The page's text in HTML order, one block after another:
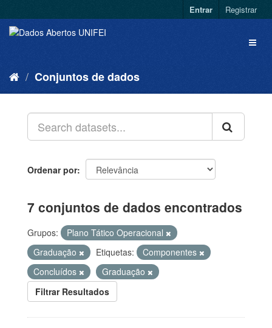
Entrar Registrar
Conjuntos de dados
Ordenar por
7 conjuntos de dados encontrados
Grupos:
Plano Tático Operacional
Graduação
Etiquetas:
Componentes
Concluídos
Graduação
Filtrar Resultados